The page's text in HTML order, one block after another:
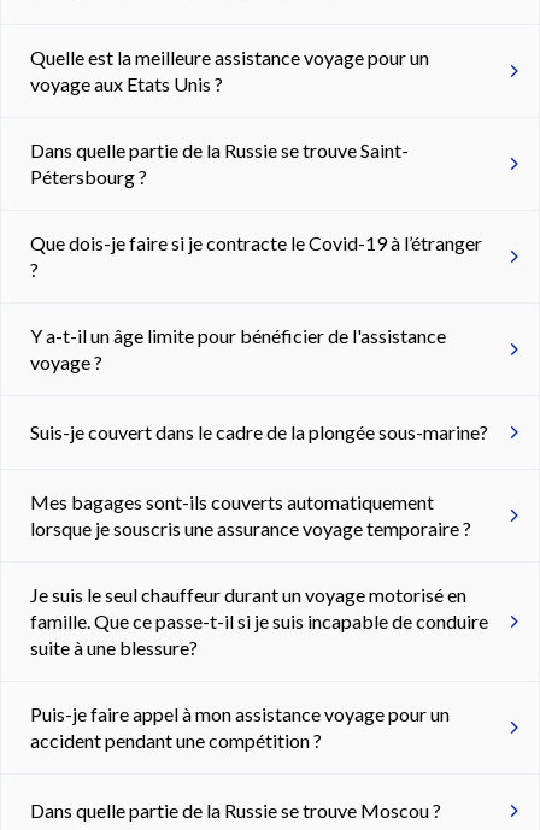
Quelle est la meilleure assistance voyage pour un
voyage aux Etats Unis ?
Dans quelle partie de la Russie se trouve Saint-
Pétersbourg ?
Que dois-je faire si je contracte le Covid-19 à l’étranger
?
Y a-t-il un âge limite pour bénéficier de l'assistance
voyage ?
Suis-je couvert dans le cadre de la plongée sous-marine?
Mes bagages sont-ils couverts automatiquement
lorsque je souscris une assurance voyage temporaire ?
Je suis le seul chauffeur durant un voyage motorisé en
famille. Que ce passe-t-il si je suis incapable de conduire
suite à une blessure?
Puis-je faire appel à mon assistance voyage pour un
accident pendant une compétition ?
Dans quelle partie de la Russie se trouve Moscou ?